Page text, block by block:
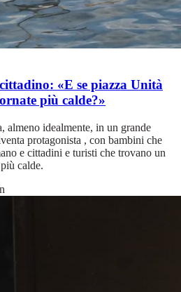
«E se piazza Unità
più calde?»
almeno idealmente, in un grande
protagonista , con bambini che
e cittadini e turisti che trovano un
calde.